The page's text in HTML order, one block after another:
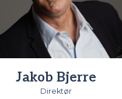
Jakob Bjerre
Direktør